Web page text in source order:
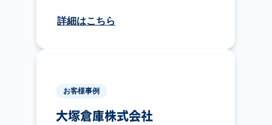
詳細はこちら
お客様事例
大塚倉庫株式会社